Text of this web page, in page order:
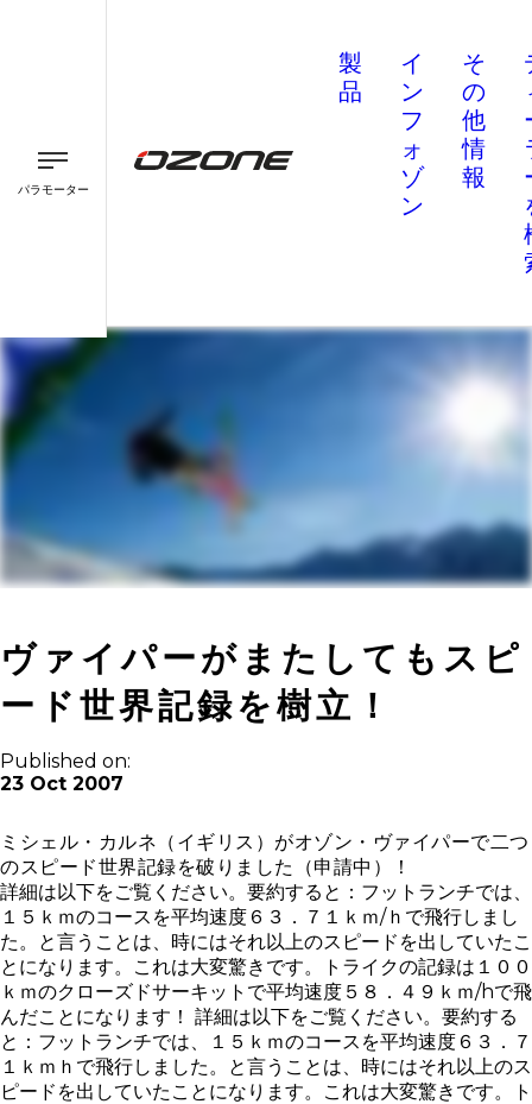
パラモーター
製
品
イ
ン
フ
ォ
ゾ
ン
そ
の
他
情
報
ヴァイパーがまたしてもスピ
ード世界記録を樹立！
Published on:
23 Oct 2007
ミシェル・カルネ（イギリス）がオゾン・ヴァイパーで二つ
のスピード世界記録を破りました（申請中）！
詳細は以下をご覧ください。要約すると：フットランチでは、
１５ｋｍのコースを平均速度６３．７１ｋｍ/ｈで飛行しまし
た。と言うことは、時にはそれ以上のスピードを出していたこ
とになります。これは大変驚きです。トライクの記録は１００
ｋｍのクローズドサーキットで平均速度５８．４９ｋｍ/hで飛
んだことになります！ 詳細は以下をご覧ください。要約する
と：フットランチでは、１５ｋｍのコースを平均速度６３．７
１ｋｍｈで飛行しました。と言うことは、時にはそれ以上のス
ピードを出していたことになります。これは大変驚きです。ト